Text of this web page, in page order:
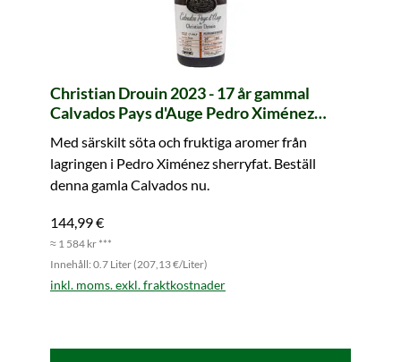
Christian Drouin 2023 - 17 år gammal
Calvados Pays d'Auge Pedro Ximénez
Med särskilt söta och fruktiga aromer från
lagringen i Pedro Ximénez sherryfat. Beställ
denna gamla Calvados nu.
144,99 €
≈ 1 584 kr ***
Innehåll: 0.7 Liter (207,13 €/Liter)
inkl. moms. exkl. fraktkostnader